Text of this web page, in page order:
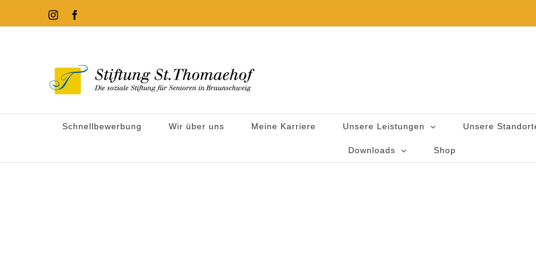
Inhalt
Instagram
Schnellbewerbung Wir über uns Meine Karriere Unsere Leistungen Unsere
Downloads Shop